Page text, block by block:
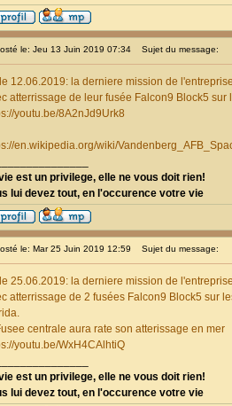
le: Jeu 13 Juin 2019 07:34 Sujet du message:
le 12.06.2019: la derniere mission de
atterrissage de leur fusée Falcon9 Block5
youtu.be/8A2nJd9Urk8
en.wikipedia.org/wiki/
est un privilege, elle ne vous doit rien!
lui devez tout, en l'occurence votre vie
le: Mar 25 Juin 2019 12:59 Sujet du message:
le 25.06.2019: la derniere mission de
atterrissage de 2 fusées Falcon9 Block5 sur
centrale aura rate son atterissage en mer
youtu.be/WxH4CAlhtiQ
est un privilege, elle ne vous doit rien!
lui devez tout, en l'occurence votre vie